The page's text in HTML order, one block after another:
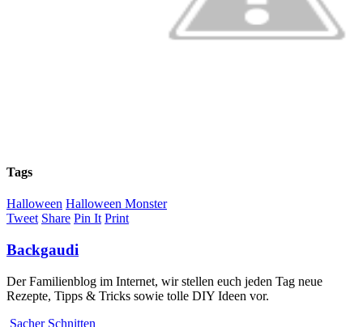
Tags
Halloween Halloween Monster
Tweet Share Pin It Print
Backgaudi
Der Familienblog im Internet, wir stellen euch jeden Tag neue
Rezepte, Tipps & Tricks sowie tolle DIY Ideen vor.
Sacher Schnitten